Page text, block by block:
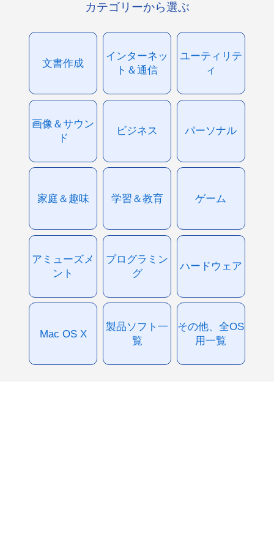
カテゴリーから選ぶ
文書作成
インターネッ
ト＆通信
ユーティリテ
ィ
画像＆サウン
ド
ビジネス パーソナル
家庭＆趣味 学習＆教育 ゲーム
アミューズメ
ント
プログラミン
グ
ハードウェア
Mac OS X
製品ソフト一
覧
その他、全OS
用一覧